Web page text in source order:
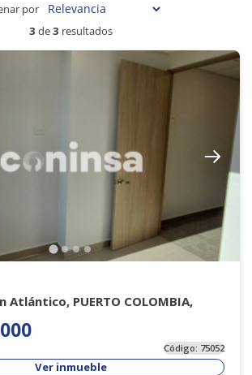
3 de3 resultados
por
Atlántico, PUERTO COLOMBIA,
Código: 75052
Ver inmueble